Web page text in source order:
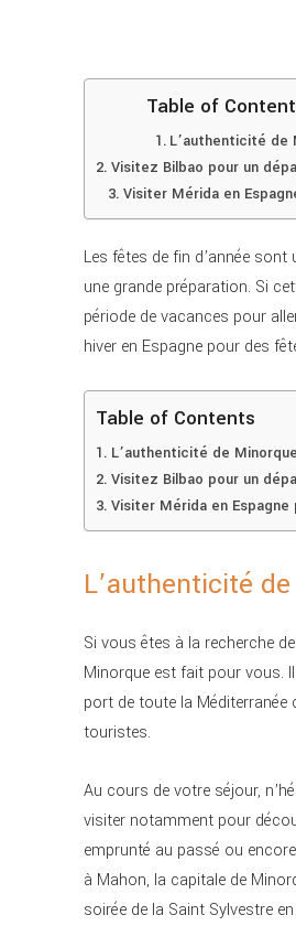
Table of
L’authenticité de
Visitez Bilbao pour un
Visiter Mérida en
Les fêtes de fin d’année
une grande préparation. Si
période de vacances pour
hiver en Espagne pour des
Table of Contents
L’authenticité de Minorque
Visitez Bilbao pour un
Visiter Mérida en
L’authenticité
Si vous êtes à la recherche
Minorque est fait pour vous.
port de toute la
touristes.
Au cours de votre séjour,
visiter notamment pour
emprunté au passé ou
à Mahon, la capitale de
soirée de la Saint Sylvestre